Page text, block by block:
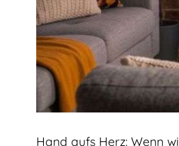
Hand aufs Herz: Wenn